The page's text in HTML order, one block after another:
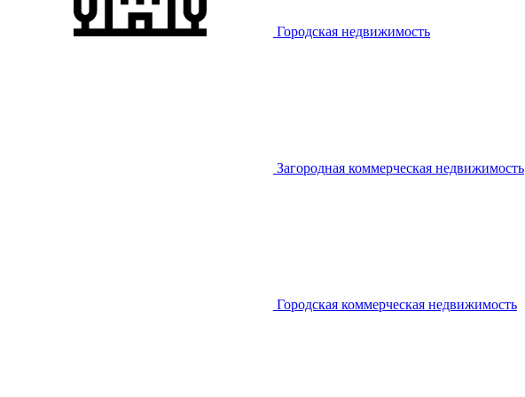
Городская недвижимость
Загородная коммерческая недвижимость
Городская коммерческая недвижимость